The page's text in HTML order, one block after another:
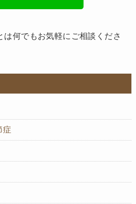
は何でもお気軽にご相談くださ
症